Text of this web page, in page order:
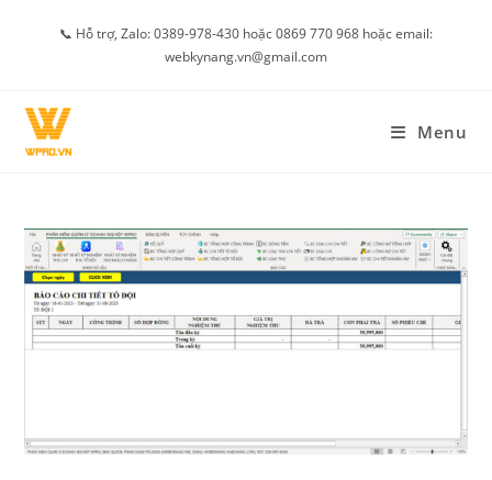
📞 Hỗ trợ, Zalo: 0389-978-430 hoặc 0869 770 968 hoặc email:
webkynang.vn@gmail.com
Menu